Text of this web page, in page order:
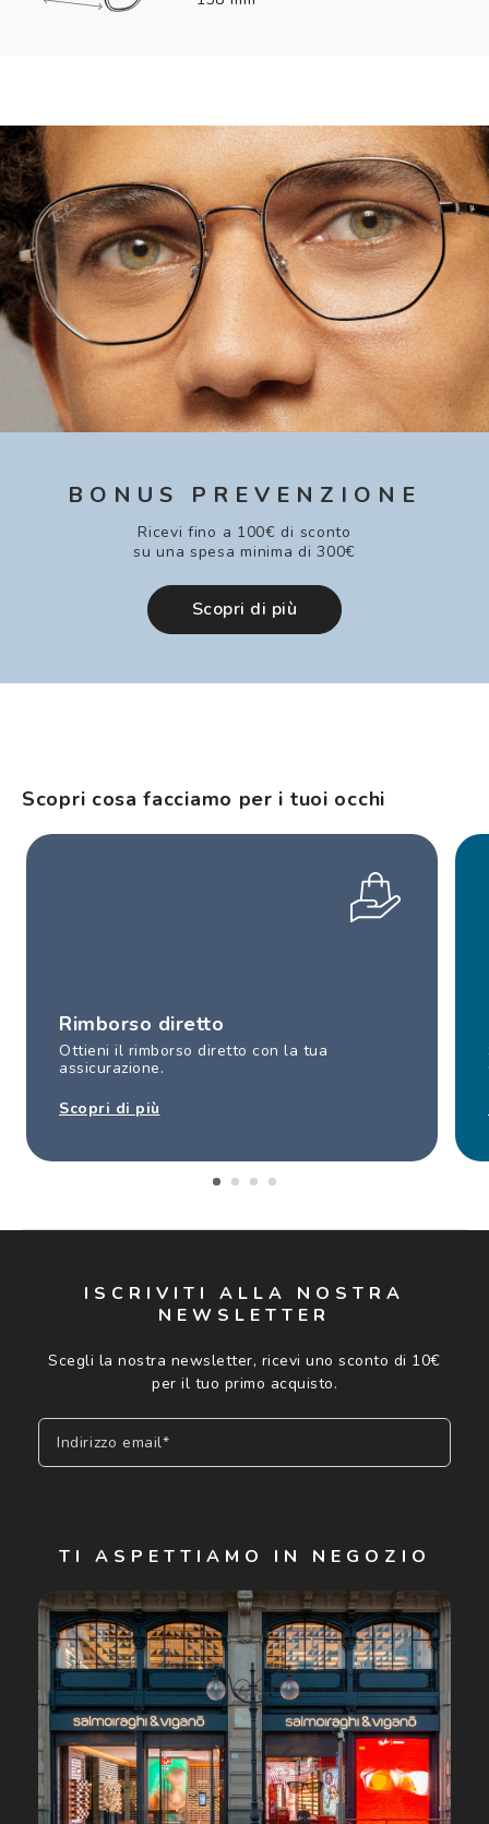
BONUS PREVENZIONE
Ricevi fino a 100€ di sconto
su una spesa minima di 300€
Scopri di più
Scopri cosa facciamo per i tuoi occhi
Rimborso diretto
Ottieni il rimborso diretto con la tua
assicurazione.
Scopri di più
ISCRIVITI ALLA NOSTRA
NEWSLETTER
Scegli la nostra newsletter, ricevi uno sconto di 10€
per il tuo primo acquisto.
Indirizzo email*
Cliccando su "Iscriviti", confermo di avere più di 16 anni e
acconsento all'utilizzo dei miei Dati Personali da parte di
Luxottica Group S.p.A. per l'invio di offerte speciali, novità
ed altre comunicazioni di carattere pubblicitario (consultare
Informativa sulla privacyper ulteriori informazioni).
TI ASPETTIAMO IN NEGOZIO